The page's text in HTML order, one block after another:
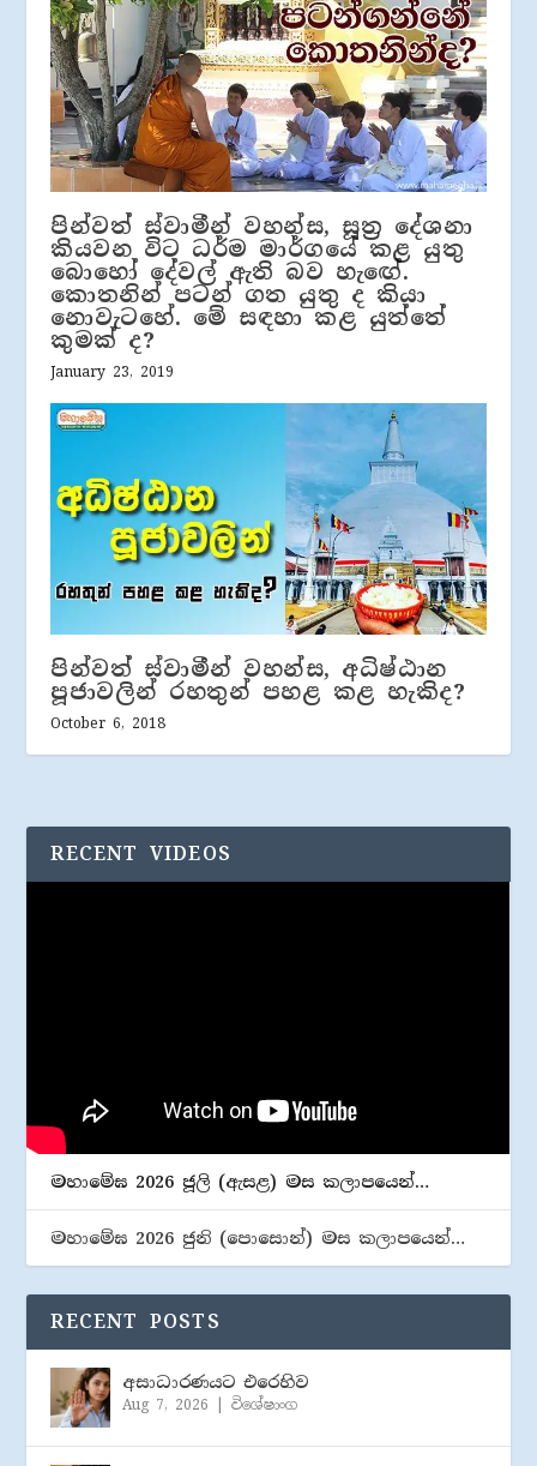
පින්වත් ස්වාමීන් වහන්ස, සූත්‍ර දේශනා
කියවන විට ධර්ම මාර්ගයේ කළ යුතු
බොහෝ දේවල් ඇති බව හැඟේ.
කොතනින් පටන් ගත යුතු ද කියා
නොවැටහේ. මේ සඳහා කළ යුත්තේ
කුමක් ද?
January 23, 2019
පින්වත් ස්වාමීන් වහන්ස, අධිෂ්ඨාන
පූජාවලින් රහතුන් පහළ කළ හැකිද?
October 6, 2018
RECENT VIDEOS
මහාමේඝ 2026 ජූලි (​ඇසළ) මස කලාපයෙන්…
මහාමේඝ 2026 ජුනි (​පොසොන්) මස කලාපයෙන්…
RECENT POSTS
අසාධාරණයට එරෙහිව
Aug 7, 2026 |විශේෂාංග